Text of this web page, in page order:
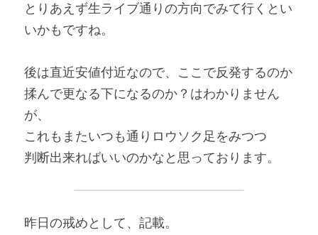
とりあえず生ライブ通りの方向でみて行くとい
いかもですね。
後は直近安値付近なので、ここで反発するのか
揉んで更なる下になるのか？はわかりません
が、
これもまたいつも通りロウソク足をみつつ
判断出来ればいいのかなと思っております。
昨日の戒めとして、記載。